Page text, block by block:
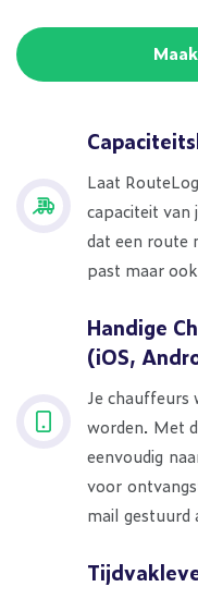
Laat
capaciteit van
dat een route
past maar
Handige
(iOS,
Je chauffeurs
worden. Met
eenvoudig
voor
mail gestuurd